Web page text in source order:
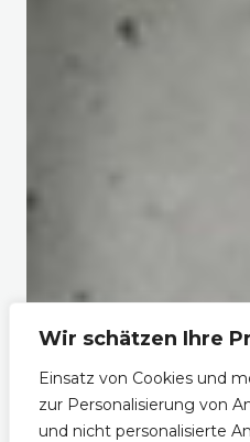
Wir schätzen Ihre
Einsatz von Cookies und
zur Personalisierung von
und nicht personalisierte